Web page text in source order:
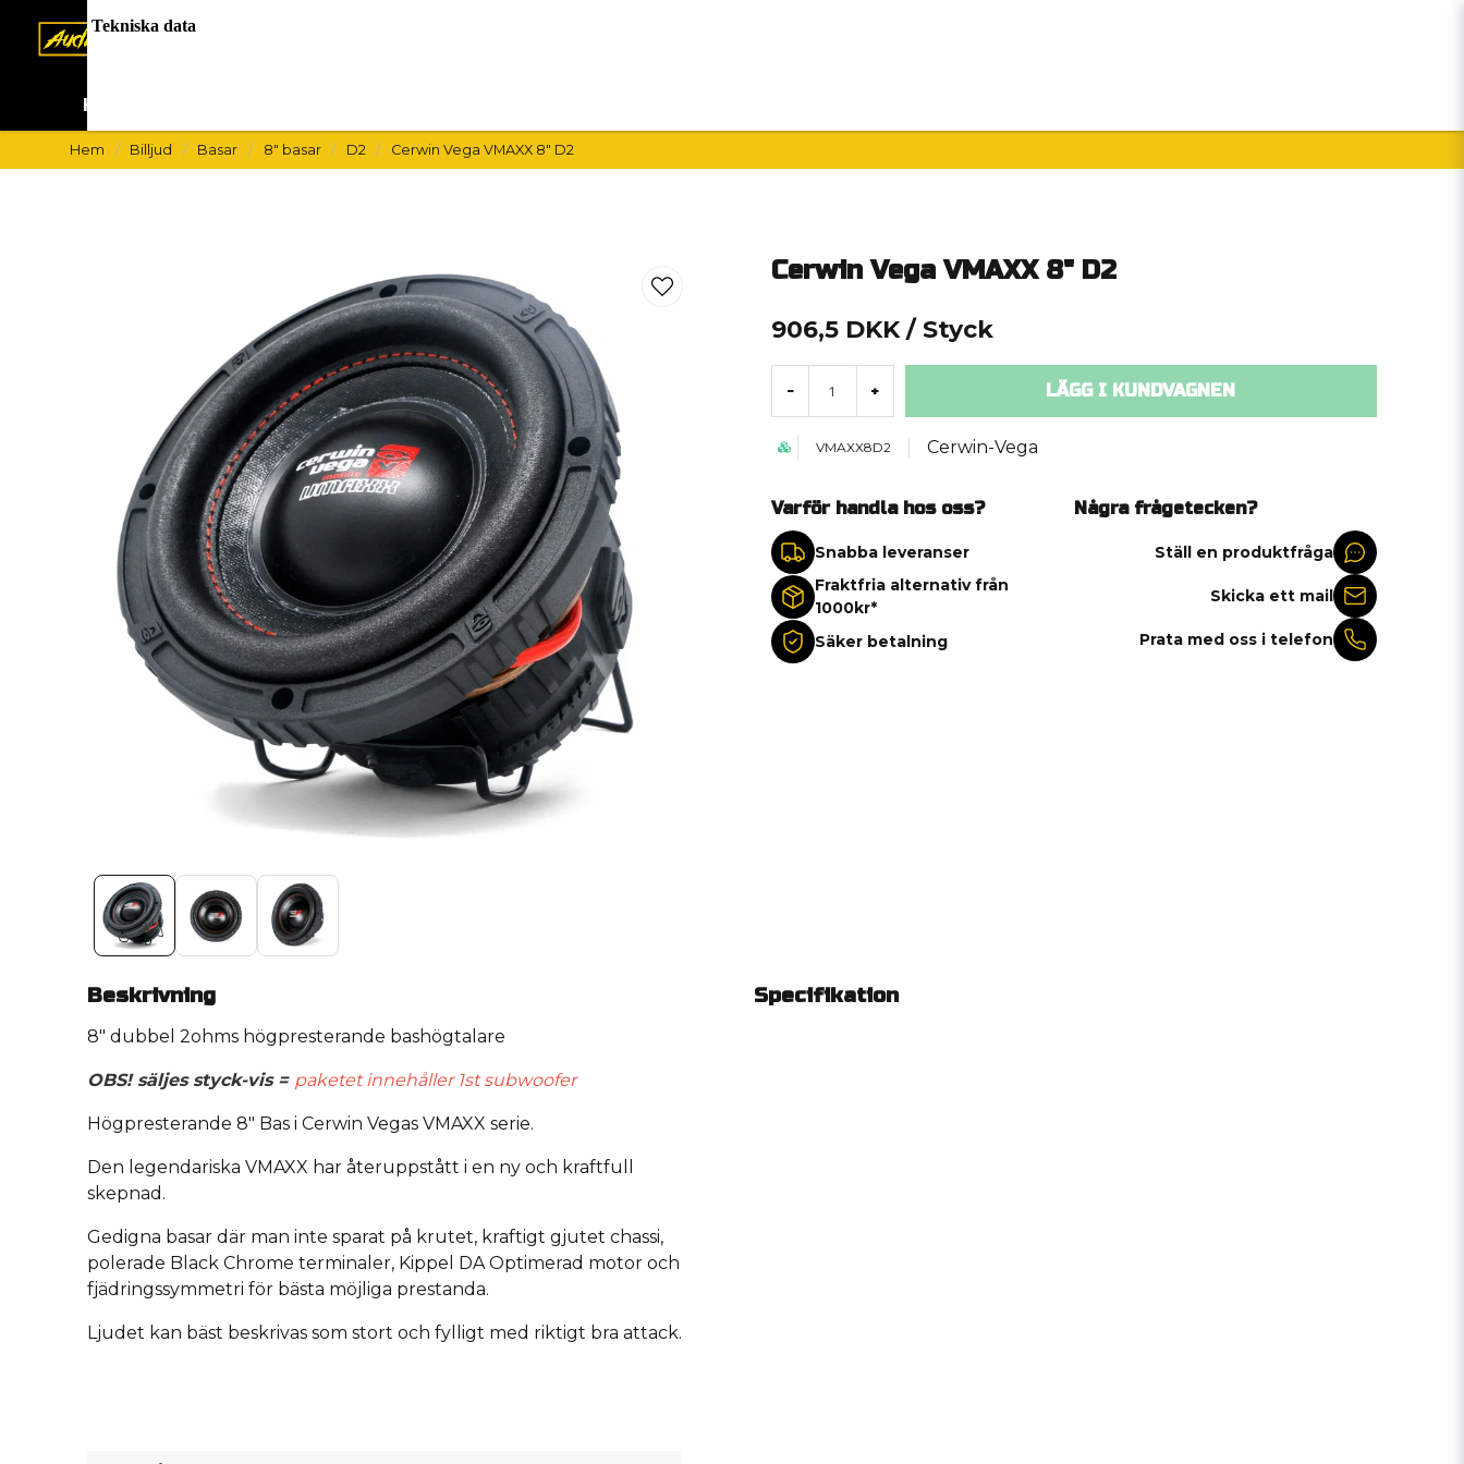
Hem
Hem Billjud Basar 8" basar D2 Cerwin Vega VMAXX 8" D2
Cerwin Vega VMAXX 8" D2
906,5 DKK / Styck
- + LÄGG I KUNDVAGNEN
VMAXX8D2 Cerwin-Vega
Varför handla hos oss?
Snabba leveranser
Fraktfria alternativ från
1000kr*
Säker betalning
Några frågetecken?
Ställ en produktfråga
Skicka ett mail
Prata med oss i telefon
Beskrivning
8" dubbel 2ohms högpresterande bashögtalare
OBS! säljes styck-vis = paketet innehåller 1st subwoofer
Högpresterande 8" Bas i Cerwin Vegas VMAXX serie.
Den legendariska VMAXX har återuppstått i en ny och kraftfull
skepnad.
Gedigna basar där man inte sparat på krutet, kraftigt gjutet chassi,
polerade Black Chrome terminaler, Kippel DA Optimerad motor och
fjädringssymmetri för bästa möjliga prestanda.
Ljudet kan bäst beskrivas som stort och fylligt med riktigt bra attack.
Tekniska data
Specifikation